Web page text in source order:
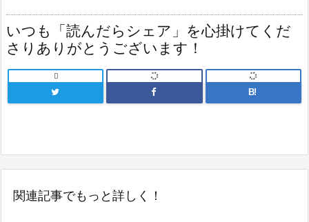
いつも「読んだらシェア」を心掛けてくだ
さりありがとうございます！

B!
関連記事でもっと詳しく！